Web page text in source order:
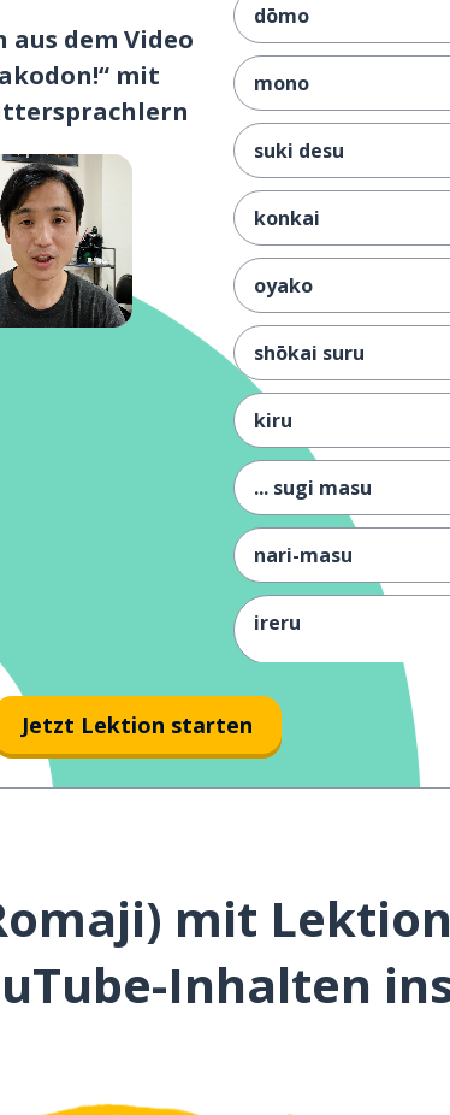
dem Video
mit
dōmo
mono
suki desu
konkai
oyako
shōkai suru
kiru
... sugi masu
nari-masu
ireru
byō
zehi
tsukuru
Jetzt Lektion starten
mit
Inhalten